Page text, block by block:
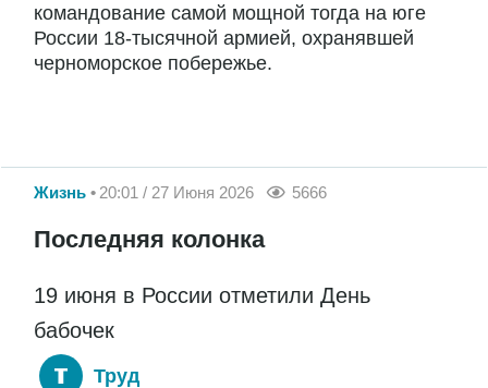
командование самой мощной тогда на юге
России 18-тысячной армией, охранявшей
черноморское побережье.
Жизнь 20:01 / 27 Июня 2026 5666
Последняя колонка
19 июня в России отметили День
бабочек
Труд